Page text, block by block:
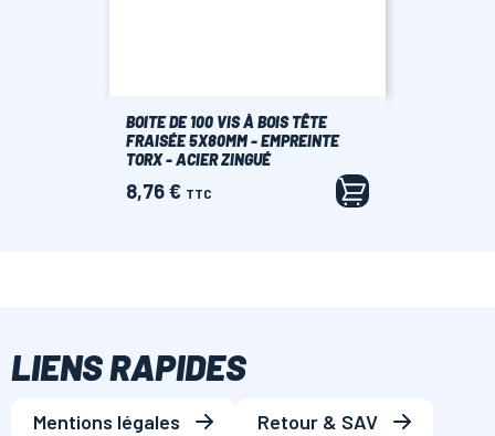
BOITE DE 100 VIS À BOIS TÊTE
FRAISÉE 5X80MM - EMPREINTE
TORX - ACIER ZINGUÉ
Prix
8,76 € TTC
LIENS RAPIDES
Mentions légales
Retour & SAV